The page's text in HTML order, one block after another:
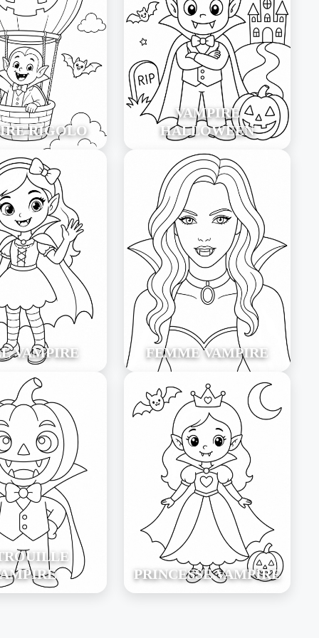
RIGOLO
VAMPIRE
HALLOWEEN
VAMPIRE FEMME VAMPIRE
PRINCESSE VAMPIRE